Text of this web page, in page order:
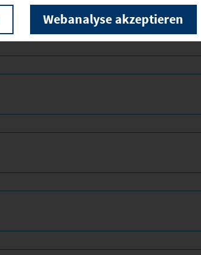
320
Webanalyse akzeptieren